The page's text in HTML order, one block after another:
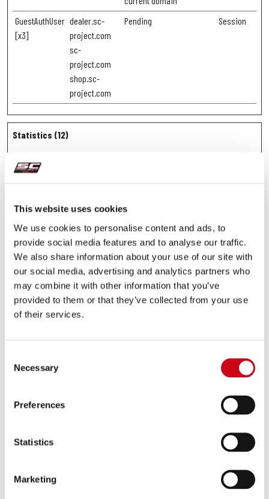
This website uses cookies
We use cookies to personalise content and ads, to
provide social media features and to analyse our traffic.
We also share information about your use of our site with
our social media, advertising and analytics partners who
may combine it with other information that you’ve
provided to them or that they’ve collected from your use
of their services.
Selection
Necessary
Preferences
Statistics
Marketing
GuestAuthUser
[x3]
dealer.sc-
project.com
sc-
project.com
shop.sc-
project.com
Pending Session
Statistics (12)
interact with websites by collecting and reporting information
Name Provider Purpose
Storage
Duration
_clck [x2]
Microsoft
Collects data on the user’s
navigation and behavior
on the website. This is
used to compile
1 year
_clsk [x4] Session
_cltk Session